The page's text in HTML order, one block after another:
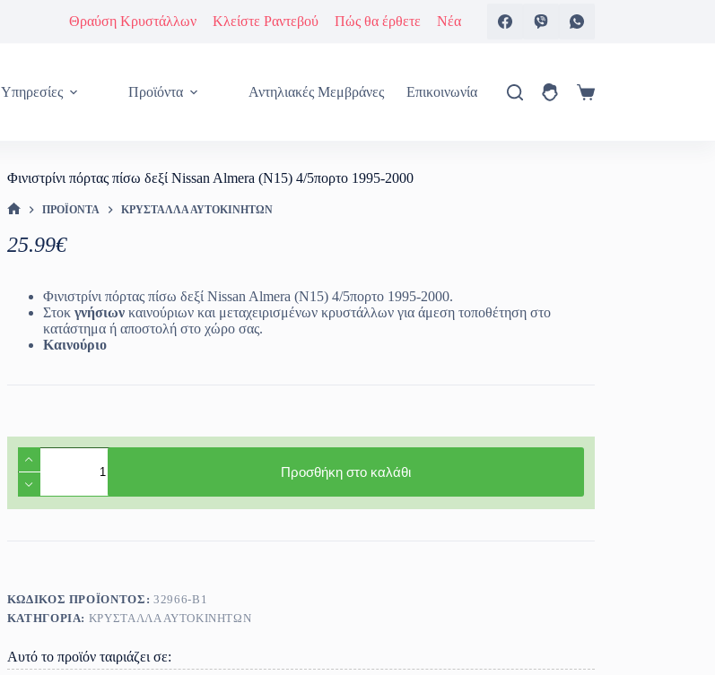
Θραύση Κρυστάλλων Κλείστε Ραντεβού Πώς θα έρθετε Νέα
Υπηρεσίες Προϊόντα Αντηλιακές Μεμβράνες Επικοινωνία
Καλάθι
Φινιστρίνι πόρτας πίσω δεξί Nissan Almera (N15) 4/5πορτο 1995-2000
ΠΡΟΪΌΝΤΑ ΚΡΎΣΤΑΛΛΑ ΑΥΤΟΚΙΝΉΤΩΝ
25.99€
Φινιστρίνι πόρτας πίσω δεξί Nissan Almera (N15) 4/5πορτο 1995-2000.
Στοκ γνήσιωνκαινούριων και μεταχειρισμένων κρυστάλλων για άμεση τοποθέτηση στο
κατάστημα ή αποστολή στο χώρο σας.
Καινούριο
πόρτας
πίσω
δεξί
ποσότητα
Προσθήκη στο καλάθι
ΚΩΔΙΚΌΣ ΠΡΟΪΌΝΤΟΣ: 32966-Β1
ΚΑΤΗΓΟΡΊΑ: ΚΡΎΣΤΑΛΛΑ ΑΥΤΟΚΙΝΉΤΩΝ
Αυτό το προϊόν ταιριάζει σε: